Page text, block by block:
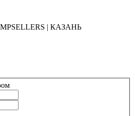
| КАЗАНЬ